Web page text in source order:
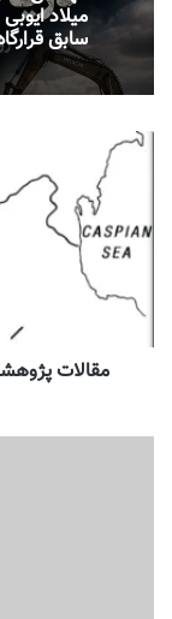
میلاد
سابق
مقالات